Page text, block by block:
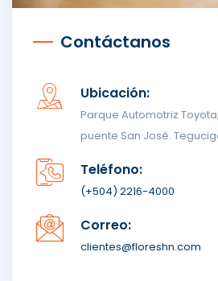
Contáctanos
Ubicación:
Parque Automotriz
puente San José.
Teléfono:
(+504) 2216-4000
Correo:
clientes@floreshn.com